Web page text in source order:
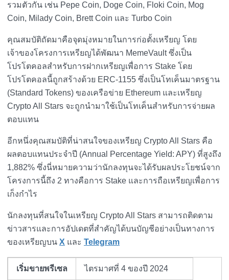
รวมตัวกัน เช่น Pepe Coin, Doge Coin, Floki Coin, Mog
Coin, Milady Coin, Brett Coin และ Turbo Coin
คุณสมบัติถัดมาคือจุดมุ่งหมายในการก่อตั้งเหรียญ โดย
เจ้าของโครงการเหรียญได้พัฒนา MemeVault ซึ่งเป็น
โปรโตคอลสำหรับการฝากเหรียญเพื่อการ Stake โดย
โปรโตคอลนี้ถูกสร้างด้วย ERC-1155 ซึ่งเป็นโทเค็นมาตรฐาน
(Standard Tokens) ของเครือข่าย Ethereum และเหรียญ
Crypto All Stars จะถูกนำมาใช้เป็นโทเค็นสำหรับการจ่ายผล
ตอบแทน
อีกหนึ่งคุณสมบัติที่น่าสนใจของเหรียญ Crypto All Stars คือ
ผลตอบแทนประจำปี (Annual Percentage Yield: APY) ที่สูงถึง
1,882% ซึ่งนี่หมายความว่านักลงทุนจะได้รับผลประโยชน์จาก
โครงการนี้ถึง 2 ทางคือการ Stake และการถือเหรียญเพื่อการ
เก็งกำไร
นักลงทุนที่สนใจในเหรียญ Crypto All Stars สามารถติดตาม
ข่าวสารและการอัปเดตที่สำคัญได้บนบัญชีอย่างเป็นทางการ
ของเหรียญบน X และ Telegram
เริ่มขายพรีเซล ไตรมาศที่ 4 ของปี 2024